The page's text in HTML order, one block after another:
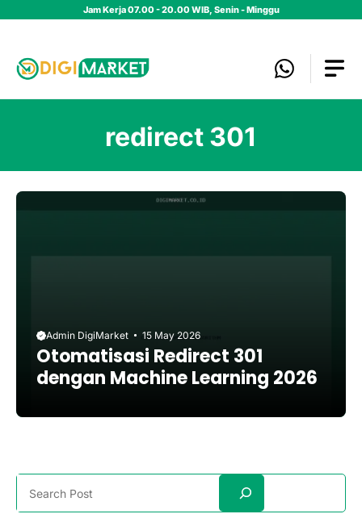
Jam Kerja 07.00 - 20.00 WIB, Senin - Minggu
redirect 301
Admin DigiMarket 15 May 2026
Otomatisasi Redirect 301
dengan Machine Learning 2026